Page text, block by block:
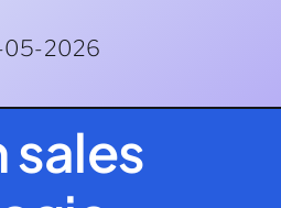
2026
sales